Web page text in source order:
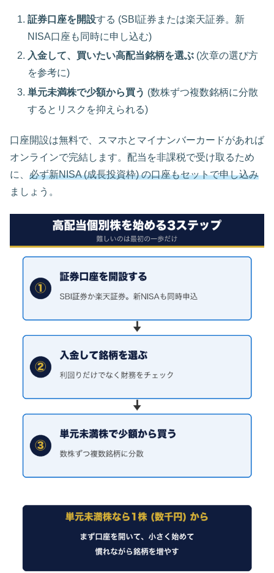
証券口座を開設する (SBI証券または楽天証券。新
NISA口座も同時に申し込む)
入金して、買いたい高配当銘柄を選ぶ (次章の選び方
を参考に)
単元未満株で少額から買う (数株ずつ複数銘柄に分散
するとリスクを抑えられる)
口座開設は無料で、スマホとマイナンバーカードがあれば
オンラインで完結します。配当を非課税で受け取るため
に、 必ず新NISA (成長投資枠) の口座もセットで申し込み
ましょう。